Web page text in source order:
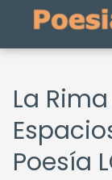
La
Poesía